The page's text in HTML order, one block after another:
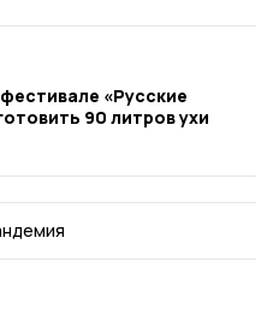
«Русские
90 литров ухи